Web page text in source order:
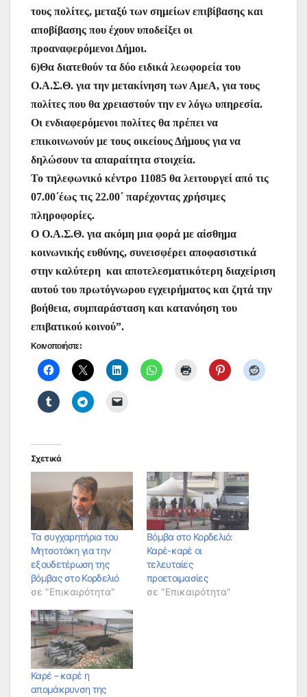
τους πολίτες, μεταξύ των σημείων επιβίβασης και
αποβίβασης που έχουν υποδείξει οι
προαναφερόμενοι Δήμοι.
6)Θα διατεθούν τα δύο ειδικά λεωφορεία του
Ο.Α.Σ.Θ. για την μετακίνηση των ΑμεΑ, για τους
πολίτες που θα χρειαστούν την εν λόγω υπηρεσία.
Οι ενδιαφερόμενοι πολίτες θα πρέπει να
επικοινωνούν με τους οικείους Δήμους για να
δηλώσουν τα απαραίτητα στοιχεία.
To τηλεφωνικό κέντρο 11085 θα λειτουργεί από τις
07.00΄έως τις 22.00΄ παρέχοντας χρήσιμες
πληροφορίες.
Ο Ο.Α.Σ.Θ. για ακόμη μια φορά με αίσθημα
κοινωνικής ευθύνης, συνεισφέρει αποφασιστικά
στην καλύτερη και αποτελεσματικότερη διαχείριση
αυτού του πρωτόγνωρου εγχειρήματος και ζητά την
βοήθεια, συμπαράσταση και κατανόηση του
επιβατικού κοινού”.
Κοινοποιήστε:
Σχετικά
Τα συγχαρητήρια του
Μητσοτάκη για την
εξουδετέρωση της
βόμβας στο Κορδελιό
σε "Επικαιρότητα"
Βόμβα στο Κορδελιό:
Καρέ-καρέ οι
τελευταίες
προετοιμασίες
σε "Επικαιρότητα"
Καρέ – καρέ η
απομάκρυνση της